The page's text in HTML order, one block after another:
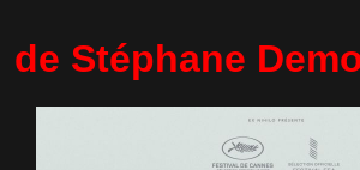
de Stéphane